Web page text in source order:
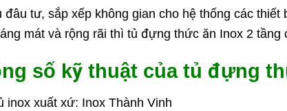
đâu tư, sắp xếp không gian cho hệ thống các
mát và rộng rãi thì tủ đựng thức ăn Inox 2
số kỹ thuật của tủ đựng
inox xuất xứ: Inox Thành Vinh